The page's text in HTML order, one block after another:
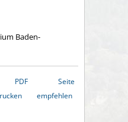
Baden-
PDF
Seite
empfehlen